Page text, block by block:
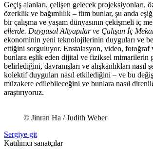
Geçiş alanları, çelişen gelecek projeksiyonları,
özerklik ve bağımlılık – tüm bunlar, şu anda
bir çalışma ve yaşam dünyasının çekişmeli iç
ellerde. Duygusal Altyapılar ve Çalışan İç
ekonominin yeni teknolojilerinin duyguları ve
ettiğini sorguluyor. Enstalasyon, video, fotoğraf
bunlara eşlik eden dijital ve fiziksel mimarilerin
belirlediğini, davranışları ve alışkanlıkları
kolektif duyguları nasıl etkilediğini – ve bu
müzakere edilebileceğini ve bunlara nasıl
araştırıyoruz.
© Jinran Ha / Judith Weber
Sergiye git
Katılımcı sanatçılar